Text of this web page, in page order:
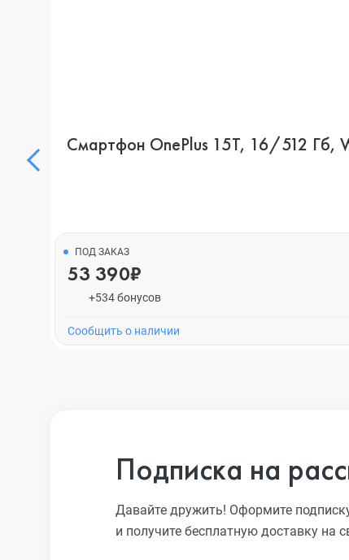
Смартфон OnePlus 15T, 16/512 Гб,
ПОД ЗАКАЗ
53 390₽
+534 бонусов
Cообщить о наличии
Подписка на
Давайте дружить! Оформите
и получите бесплатную доставку на